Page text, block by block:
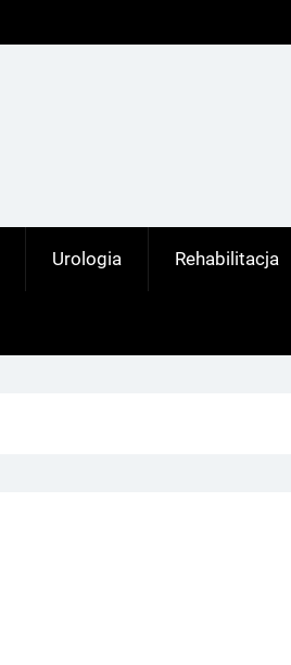
Urologia Rehabilitacja